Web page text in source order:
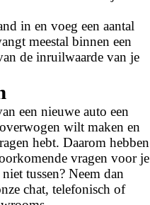
in en voeg een aantal
meestal binnen een
de inruilwaarde van je
een nieuwe auto een
wilt maken en
hebt. Daarom hebben
vragen voor je
tussen? Neem dan
chat, telefonisch of